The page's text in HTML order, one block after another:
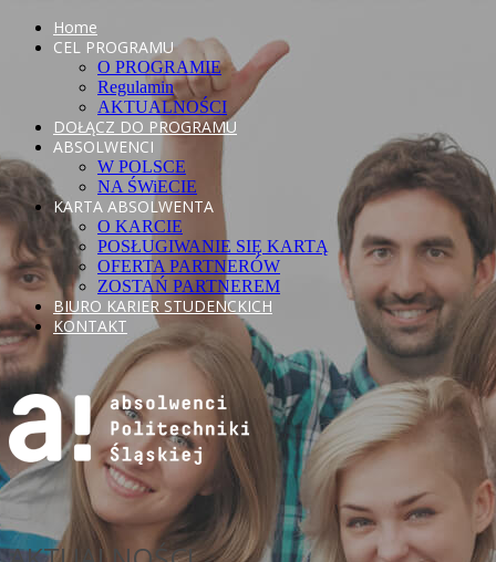
Home
CEL PROGRAMU
O PROGRAMIE
Regulamin
AKTUALNOŚCI
DOŁĄCZ DO PROGRAMU
ABSOLWENCI
W POLSCE
NA ŚWiECIE
KARTA ABSOLWENTA
O KARCIE
POSŁUGIWANIE SIĘ KARTĄ
OFERTA PARTNERÓW
ZOSTAŃ PARTNEREM
BIURO KARIER STUDENCKICH
KONTAKT